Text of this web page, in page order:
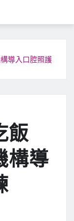
導入口腔照護
飯
構導